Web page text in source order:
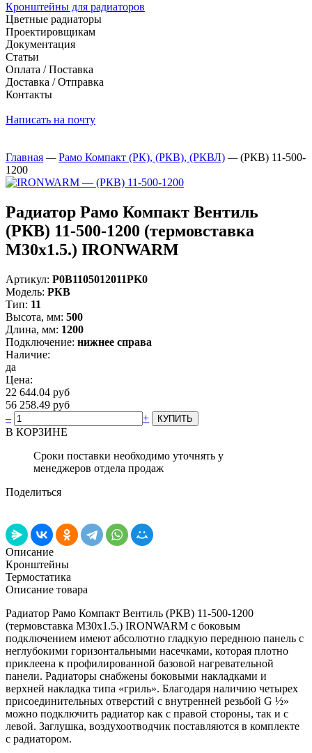
Кронштейны для радиаторов
Цветные радиаторы
Проектировщикам
Документация
Статьи
Оплата / Поставка
Доставка / Отправка
Контакты
Написать на почту
Главная — Рамо Компакт (РК), (РКВ), (РКВЛ) — (РКВ) 11-500-
1200
Радиатор Рамо Компакт Вентиль
(РКВ) 11-500-1200 (термовставка
М30х1.5.) IRONWARM
Артикул: Р0В1105012011PK0
Модель: РКВ
Тип: 11
Высота, мм: 500
Длина, мм: 1200
Подключение: нижнее справа
Наличие:
да
Цена:
22 644.04 руб
56 258.49 руб
–
+
В КОРЗИНЕ
Сроки поставки необходимо уточнять у
менеджеров отдела продаж
Поделиться
Описание
Кронштейны
Термостатика
Описание товара
Радиатор Рамо Компакт Вентиль (РКВ) 11-500-1200
(термовставка М30х1.5.) IRONWARM с боковым
подключением имеют абсолютно гладкую переднюю панель с
неглубокими горизонтальными насечками, которая плотно
приклеена к профилированной базовой нагревательной
панели. Радиаторы снабжены боковыми накладками и
верхней накладка типа «гриль». Благодаря наличию четырех
присоединительных отверстий с внутренней резьбой G ½»
можно подключить радиатор как с правой стороны, так и с
левой. Заглушка, воздухоотводчик поставляются в комплекте
с радиатором.